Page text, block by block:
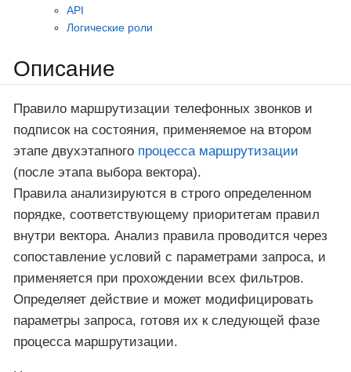
API
Логические роли
Описание
Правило маршрутизации телефонных звонков и
подписок на состояния, применяемое на втором
этапе двухэтапного процесса маршрутизации
(после этапа выбора вектора).
Правила анализируются в строго определенном
порядке, соответствующему приоритетам правил
внутри вектора. Анализ правила проводится через
сопоставление условий с параметрами запроса, и
применяется при прохождении всех фильтров.
Определяет действие и может модифицировать
параметры запроса, готовя их к следующей фазе
процесса маршрутизации.